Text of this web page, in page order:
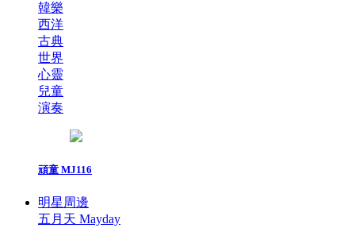
韓樂
西洋
古典
世界
心靈
兒童
演奏
頑童 MJ116
明星周邊
五月天 Mayday